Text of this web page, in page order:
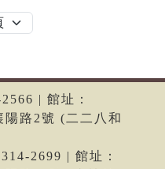
| 館址：
陽路2號 (二二八和
2699 | 館址：